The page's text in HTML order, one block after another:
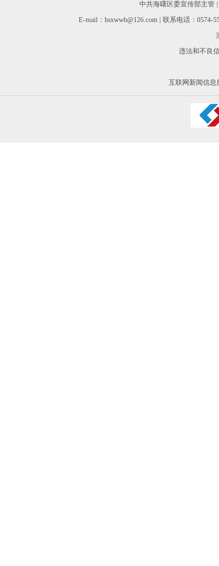
中共海曙区委宣传部主管
E-mail：hsxwwb@126.com | 联系电话：
违法和不良
互联网新闻信息